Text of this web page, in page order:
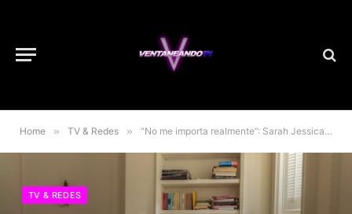
Home » TV & Redes » “No me importa realmente”: Sarah Jessica Parker habla sobre los haters de And Just Like That
TV & REDES